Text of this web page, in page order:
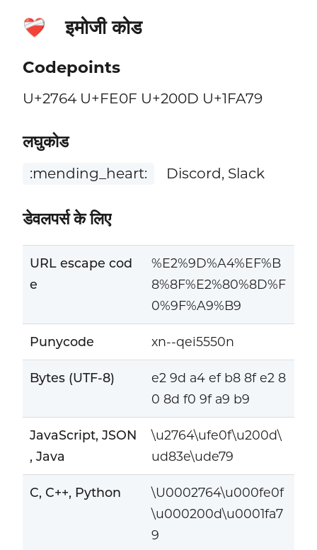
❤️‍🩹 इमोजी कोड
Codepoints
U+2764 U+FE0F U+200D U+1FA79
लघुकोड
:mending_heart: Discord, Slack
डेवलपर्स के लिए
URL escape cod
e
%E2%9D%A4%EF%B
8%8F%E2%80%8D%F
0%9F%A9%B9
Punycode xn--qei5550n
Bytes (UTF-8)
e2 9d a4 ef b8 8f e2 8
0 8d f0 9f a9 b9
JavaScript, JSON
, Java
\u2764\ufe0f\u200d\
ud83e\ude79
C, C++, Python
\U0002764\u000fe0f
\u000200d\u0001fa7
9